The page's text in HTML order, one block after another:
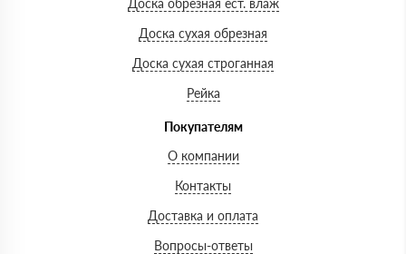
Доска сухая обрезная
Доска сухая строганная
Рейка
Покупателям
О компании
Контакты
Доставка и оплата
Вопросы-ответы